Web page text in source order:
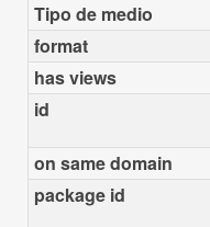
Tipo de medio
format
has views
id
on same domain
package id